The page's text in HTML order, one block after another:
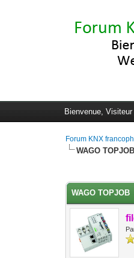
Bienvenue, Visiteur
Forum KNX
WAGO TOPJOB
WAGO TOPJOB